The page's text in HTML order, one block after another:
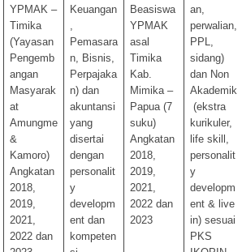
YPMAK –
Timika
(Yayasan
Pengemb
angan
Masyarak
at
Amungme
&
Kamoro)
Angkatan
2018,
2019,
2021,
2022 dan
Keuangan
,
Pemasara
n, Bisnis,
Perpajaka
n) dan
akuntansi
yang
disertai
dengan
personalit
y
developm
ent dan
kompeten
Beasiswa
YPMAK
asal
Timika
Kab.
Mimika –
Papua (7
suku)
Angkatan
2018,
2019,
2021,
2022 dan
2023
an,
perwalian,
PPL,
sidang)
dan Non
Akademik
(ekstra
kurikuler,
life skill,
personalit
y
developm
ent & live
in) sesuai
PKS